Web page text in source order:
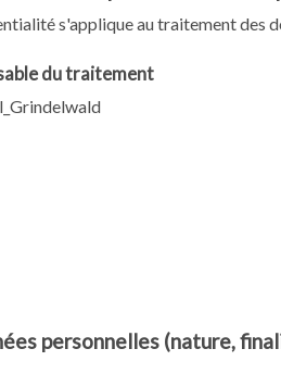
s'applique au traitement des
du traitement
personnelles (nature,